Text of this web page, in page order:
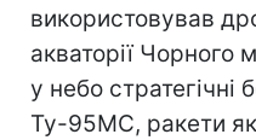
використовував
акваторії Чорного
у небо
Ту-95МС, ракети